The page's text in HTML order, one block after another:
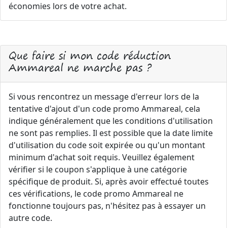
économies lors de votre achat.
Que faire si mon code réduction
Ammareal ne marche pas ?
Si vous rencontrez un message d'erreur lors de la
tentative d'ajout d'un code promo Ammareal, cela
indique généralement que les conditions d'utilisation
ne sont pas remplies. Il est possible que la date limite
d'utilisation du code soit expirée ou qu'un montant
minimum d'achat soit requis. Veuillez également
vérifier si le coupon s'applique à une catégorie
spécifique de produit. Si, après avoir effectué toutes
ces vérifications, le code promo Ammareal ne
fonctionne toujours pas, n'hésitez pas à essayer un
autre code.